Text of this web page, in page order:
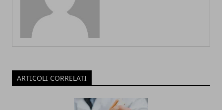
ARTICOLI CORRELATI